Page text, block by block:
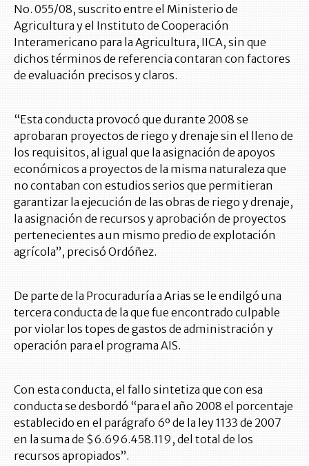
No. 055/08, suscrito entre el Ministerio de
Agricultura y el Instituto de Cooperación
Interamericano para la Agricultura, IICA, sin que
dichos términos de referencia contaran con factores
de evaluación precisos y claros.
“Esta conducta provocó que durante 2008 se
aprobaran proyectos de riego y drenaje sin el lleno de
los requisitos, al igual que la asignación de apoyos
económicos a proyectos de la misma naturaleza que
no contaban con estudios serios que permitieran
garantizar la ejecución de las obras de riego y drenaje,
la asignación de recursos y aprobación de proyectos
pertenecientes a un mismo predio de explotación
agrícola”, precisó Ordóñez.
De parte de la Procuraduría a Arias se le endilgó una
tercera conducta de la que fue encontrado culpable
por violar los topes de gastos de administración y
operación para el programa AIS.
Con esta conducta, el fallo sintetiza que con esa
conducta se desbordó “para el año 2008 el porcentaje
establecido en el parágrafo 6º de la ley 1133 de 2007
en la suma de $6.696.458.119, del total de los
recursos apropiados”.